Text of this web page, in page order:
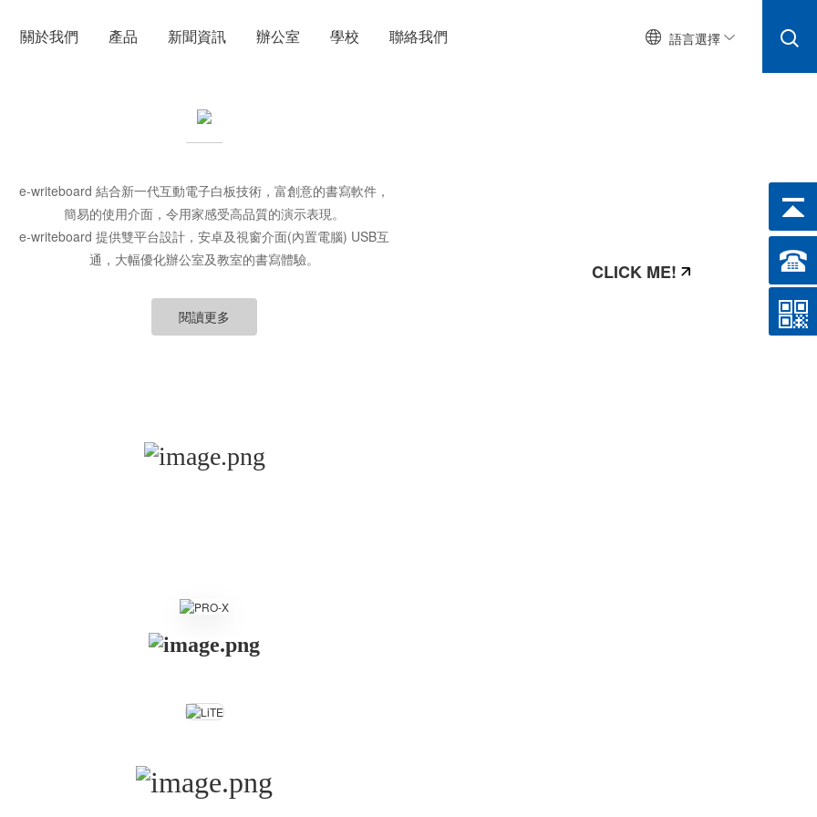
關於我們 產品 新聞資訊 辦公室 學校 聯絡我們 語言選擇
e-writeboard 結合新一代互動電子白板技術，富創意的書寫軟件，
簡易的使用介面，令用家感受高品質的演示表現。
e-writeboard 提供雙平台設計，安卓及視窗介面(內置電腦) USB互
通，大幅優化辦公室及教室的書寫體驗。
閱讀更多
CLICK ME!